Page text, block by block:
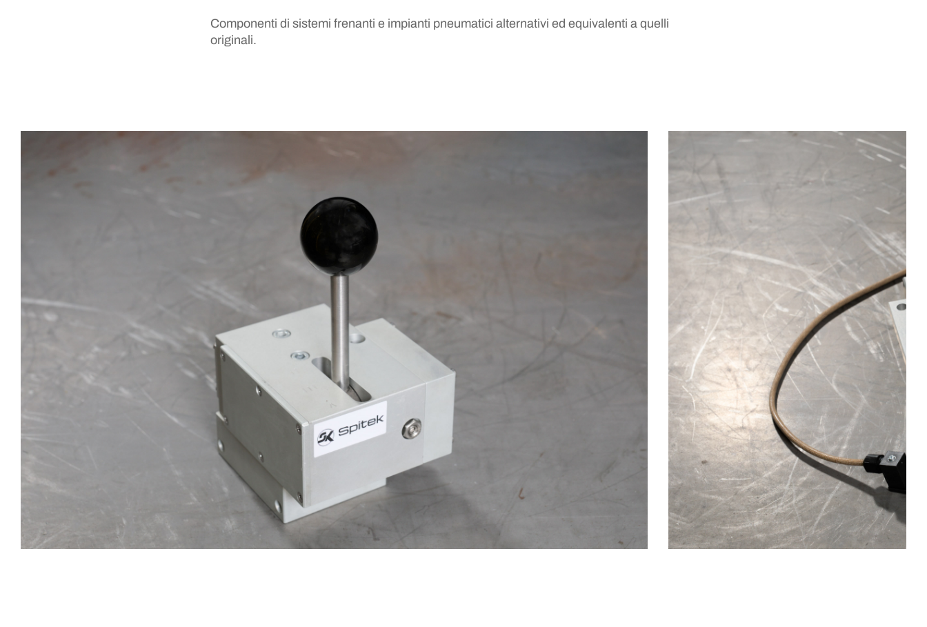
Componenti di sistemi frenanti e impianti pneumatici alternativi ed equivalenti a quelli
originali.